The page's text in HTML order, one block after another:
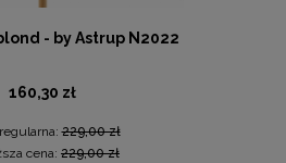
- by Astrup N2022
160,30 zł
229,00 zł
cena: 229,00 zł